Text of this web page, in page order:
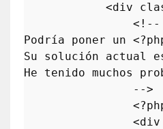
            <
div
Podría poner un <?
Su
solución actual
He
tenido muchos
                -->
                <?
                <
div